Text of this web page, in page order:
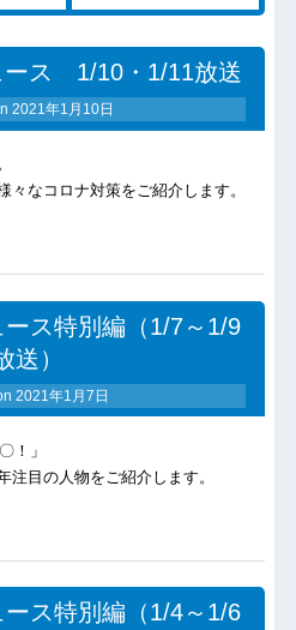
ース 1/10・1/11放送
2021年1月10日
々なコロナ対策をご紹介します。
ス特別編（1/7～1/9
送）
2021年1月7日
！」
注目の人物をご紹介します。
ス特別編（1/4～1/6